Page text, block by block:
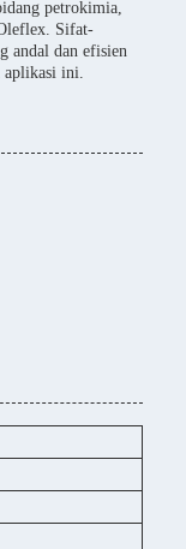
petrokimia,
Sifat-
andal dan efisien
aplikasi ini.